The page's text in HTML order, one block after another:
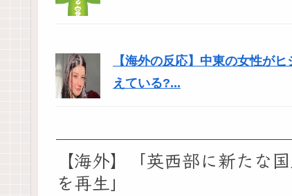
【海外の反応】中東の女性が
えている?...
【海外】「英西部に新たな
を再生」